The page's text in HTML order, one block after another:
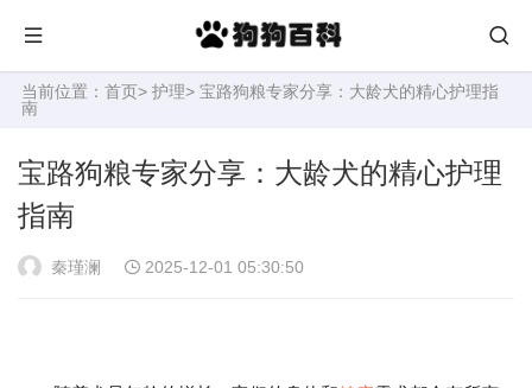
当前位置： 首页> 护理> 宝路狗粮专家分享：大龄犬的精心护理指
南
宝路狗粮专家分享：大龄犬的精心护理
指南
秦瑾澜 2025-12-01 05:30:50